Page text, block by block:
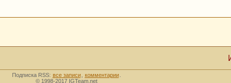
Подписка RSS: все записи комментарии
© 1998-2017 IGTeam.net